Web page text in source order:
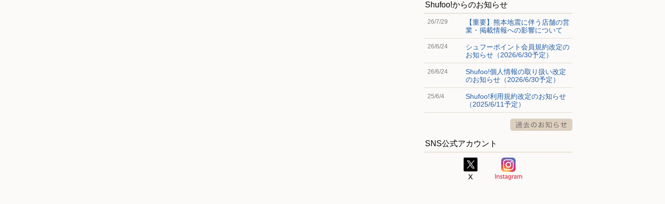
Shufoo!からのお知らせ
26/7/29
【重要】熊本地震に伴う店舗の営
業・掲載情報への影響について
26/6/24
シュフーポイント会員規約改定の
お知らせ（2026/6/30予定）
26/6/24
Shufoo!個人情報の取り扱い改定
のお知らせ（2026/6/30予定）
25/6/4
Shufoo!利用規約改定のお知らせ
（2025/6/11予定）
SNS公式アカウント